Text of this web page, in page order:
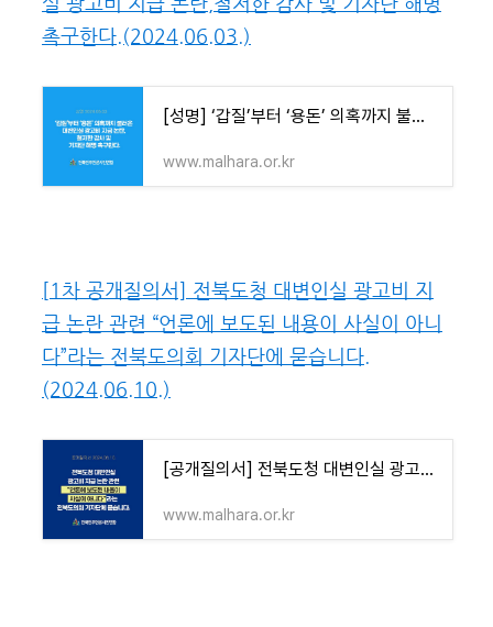
촉구한다.(2024.06.03.)
[성명] ‘갑질’부터 ‘용돈’ 의혹까지 불러온 대변인실 광고비 지급 논란,철저한 감사 및 기자
www.malhara.or.kr
[1차 공개질의서] 전북도청 대변인실 광고비 지
급 논란 관련 “언론에 보도된 내용이 사실이 아니
다”라는 전북도의회 기자단에 묻습니다.
(2024.06.10.)
[공개질의서] 전북도청 대변인실 광고비 지급 논란 관련 “언론에 보도된 내용이 사실이 아니다
www.malhara.or.kr